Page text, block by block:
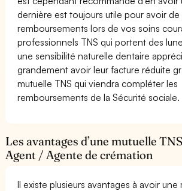
dernière est toujours utile pour avoir de
remboursements lors de vos soins
professionnels TNS qui portent des
une sensibilité naturelle dentaire
grandement avoir leur facture réduite
mutuelle TNS qui viendra compléter les
remboursements de la Sécurité sociale.
Les avantages d’une mutuelle
Agent / Agente de crémation
Il existe plusieurs avantages à avoir une